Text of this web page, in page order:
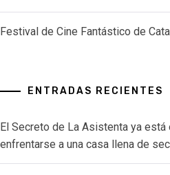
Festival de Cine Fantástico de
ENTRADAS RECIENTES
El Secreto de La Asistenta ya está
enfrentarse a una casa llena de